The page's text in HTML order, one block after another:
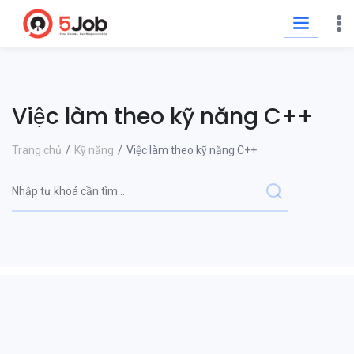
Việc làm theo kỹ năng C++
Trang chủ Kỹ năng Việc làm theo kỹ năng C++